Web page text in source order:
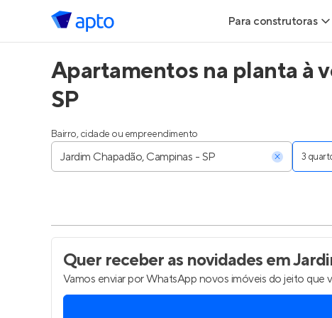
Para construtoras
Geração de
Geração de
Anunciar Imóveis
Entrar no
Apartamentos na planta à
SP
Bairro, cidade ou empreendimento
3
Quer receber as novidadesem
Vamos enviar por WhatsApp novos imóveis do jeito que